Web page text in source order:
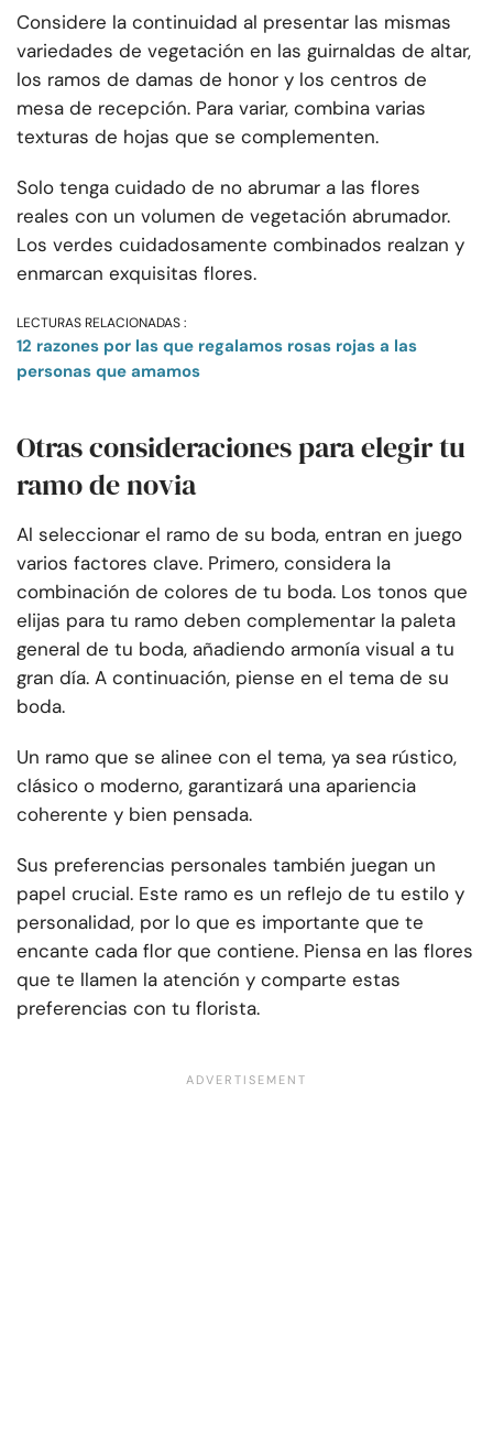
Considere la continuidad al presentar las mismas
variedades de vegetación en las guirnaldas de altar,
los ramos de damas de honor y los centros de
mesa de recepción. Para variar, combina varias
texturas de hojas que se complementen.
Solo tenga cuidado de no abrumar a las flores
reales con un volumen de vegetación abrumador.
Los verdes cuidadosamente combinados realzan y
enmarcan exquisitas flores.
LECTURAS RELACIONADAS :
12 razones por las que regalamos rosas rojas a las
personas que amamos
Otras consideraciones para elegir tu
ramo de novia
Al seleccionar el ramo de su boda, entran en juego
varios factores clave. Primero, considera la
combinación de colores de tu boda. Los tonos que
elijas para tu ramo deben complementar la paleta
general de tu boda, añadiendo armonía visual a tu
gran día. A continuación, piense en el tema de su
boda.
Un ramo que se alinee con el tema, ya sea rústico,
clásico o moderno, garantizará una apariencia
coherente y bien pensada.
Sus preferencias personales también juegan un
papel crucial. Este ramo es un reflejo de tu estilo y
personalidad, por lo que es importante que te
encante cada flor que contiene. Piensa en las flores
que te llamen la atención y comparte estas
preferencias con tu florista.